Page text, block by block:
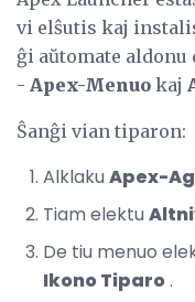
vi elŝutis kaj
ĝi aŭtomate
- Apex-Menuo kaj
Ŝanĝi vian tiparon:
Alklaku Apex-
Tiam elektu
De tiu menuo
Ikono Tiparo.